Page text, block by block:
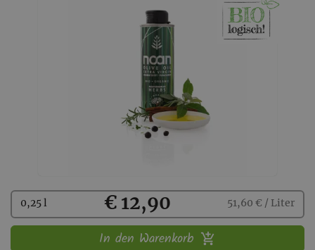
Kaufen
0,25 l € 12,90 51,60 € / Liter
In den Warenkorb